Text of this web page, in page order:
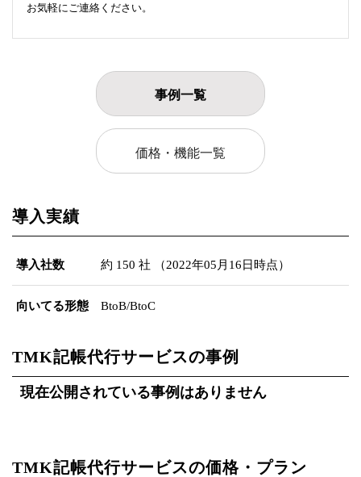
お気軽にご連絡ください。
事例一覧
価格・機能一覧
導入実績
導入社数 約 150 社 （2022年05月16日時点）
向いてる形態 BtoB/BtoC
TMK記帳代行サービスの事例
現在公開されている事例はありません
TMK記帳代行サービスの価格・プラン